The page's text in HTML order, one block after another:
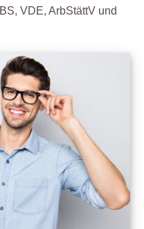
VDE, ArbStättV und